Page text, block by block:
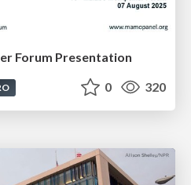
Forum Presentation
0 320